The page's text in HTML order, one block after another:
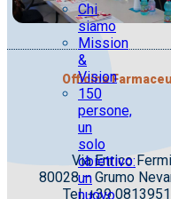
Chi
siamo
Mission
&
Vision
150
persone,
un
solo
obiettivo:
un
nuovo
Officina
Via Enrico
80028 – Grumo
Tel. +39